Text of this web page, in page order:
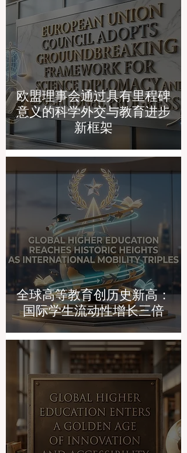
欧盟理事会通过具有里程碑
意义的科学外交与教育进步
新框架
全球高等教育创历史新高：
国际学生流动性增长三倍